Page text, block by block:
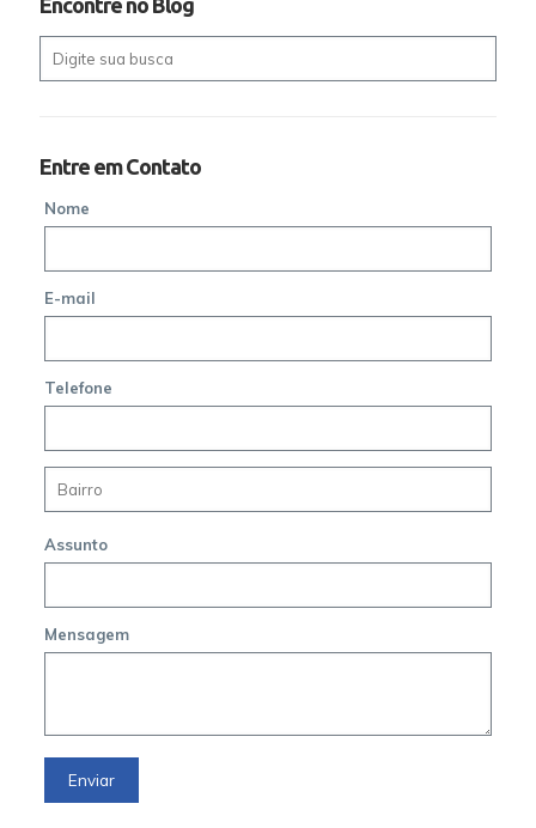
Encontre no Blog
Entre em Contato
Nome
E-mail
Telefone
Assunto
Mensagem